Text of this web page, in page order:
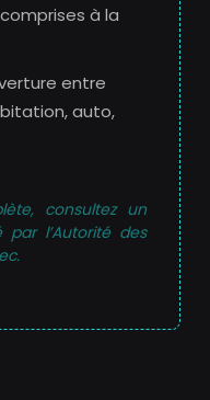
à la
entre
auto,
consultez un
par l’Autorité des